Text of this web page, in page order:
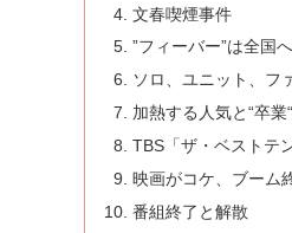
文春喫煙事件
”フィーバー”は全国
ソロ、ユニット、フ
加熱する人気と“卒業“
TBS「ザ・ベストテ
映画がコケ、ブーム
番組終了と解散